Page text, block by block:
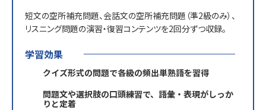
短文の空所補充問題、会話文の空所補充問題（準2級のみ）、
リスニング問題の演習・復習コンテンツを2回分ずつ収録。
学習効果
クイズ形式の問題で各級の頻出単熟語を習得
問題文や選択肢の口頭練習で、語彙・表現がしっか
りと定着